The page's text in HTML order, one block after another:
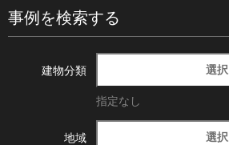
事例を検索する
建物分類 選択
指定なし
地域 選択